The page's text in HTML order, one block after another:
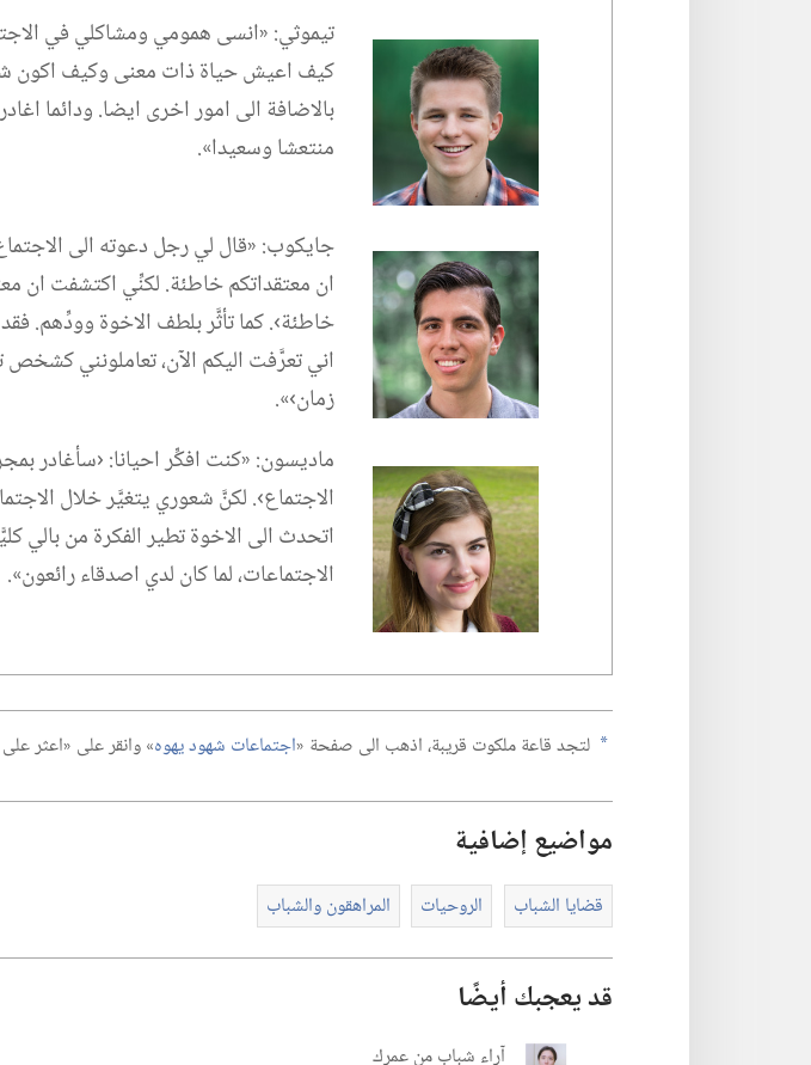
تيموثي:‏ «انسى همومي ومشاكلي في
كيف اعيش حياة ذات معنى وكيف اكون
بالاضافة الى امور اخرى ايضا.‏ ودائما
منتعشا وسعيدا».‏
جايكوب:‏ «قال لي رجل دعوته الى
ان معتقداتكم خاطئة.‏ لكنِّي اكتشفت ان
خاطئة›.‏ كما تأثَّر بلطف الاخوة وودِّهم.‏
اني تعرَّفت اليكم الآن،‏ تعاملونني كشخص
زمان›».‏
ماديسون:‏ «كنت افكِّر احيانا:‏ ‹سأغادر
الاجتماع›.‏ لكنَّ شعوري يتغيَّر خلال
اتحدث الى الاخوة تطير الفكرة من بالي
الاجتماعات،‏ لما كان لدي اصدقاء رائعون».‏
a لتجد قاعة ملكوت قريبة،‏ اذهب الى صفحة «‏اجتماعات شهود يهوه‏» وانقر على «اعثر
مواضيع إضافية
قضايا الشباب الروحيات المراهقون والشباب
قد يعجبك أيضًا
آراء شباب من عمرك